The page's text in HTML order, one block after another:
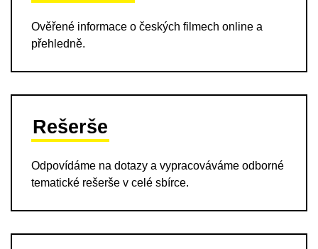
Ověřené informace o českých filmech online a
přehledně.
Rešerše
Odpovídáme na dotazy a vypracováváme odborné
tematické rešerše v celé sbírce.